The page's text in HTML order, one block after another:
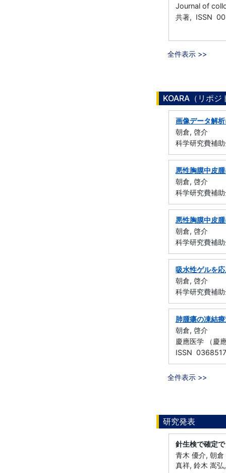
Journal of
共著, ISSN
全件表示 >>
KOARA（リポ
画像データ解
朝倉, 啓介
科学研究費補
悪性胸膜中皮
朝倉, 啓介
科学研究費補
悪性胸膜中皮
朝倉, 啓介
科学研究費補
吸水性ゲルを
朝倉, 啓介
科学研究費補
肺腫瘍の凍結
朝倉, 啓介
慶應医学 （慶
ISSN
全件表示 >>
研究発表
針生検で確定
青木 優介, 朝
真祥, 鈴木 嵩